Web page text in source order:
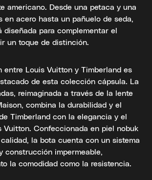
americano. Desde una petaca y una
en acero hasta un pañuelo de seda,
diseñada para complementar el
un toque de distinción.
entre Louis Vuitton y Timberland es
de esta colección cápsula. La
reimaginada a través de la lente
combina la durabilidad y el
Timberland con la elegancia y el
Vuitton. Confeccionada en piel nobuk
la bota cuenta con un sistema
construcción impermeable,
la comodidad como la resistencia.